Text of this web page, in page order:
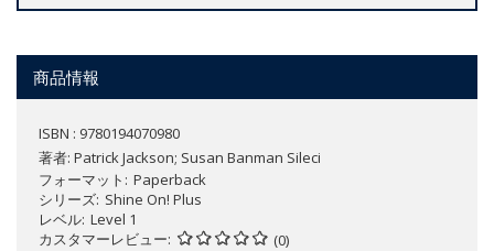
商品情報
ISBN : 9780194070980
著者: Patrick Jackson; Susan Banman Sileci
フォーマット
Paperback
シリーズ Shine On! Plus
レベル Level 1
カスタマーレビュー
(0)